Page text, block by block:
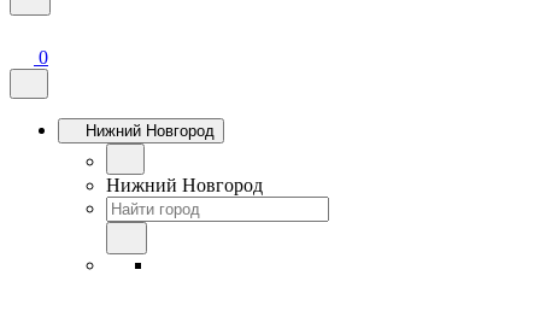
0
Нижний Новгород
Нижний Новгород